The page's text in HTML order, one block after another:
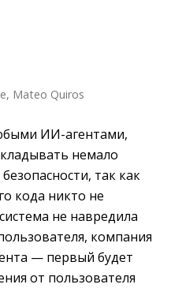
Mateo Quiros
ИИ-агентами,
немало
так как
кода никто не
не навредила
компания
— первый будет
от пользователя